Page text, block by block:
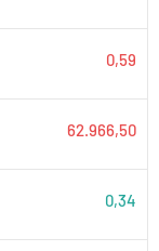
0,59
62.966,50
0,34